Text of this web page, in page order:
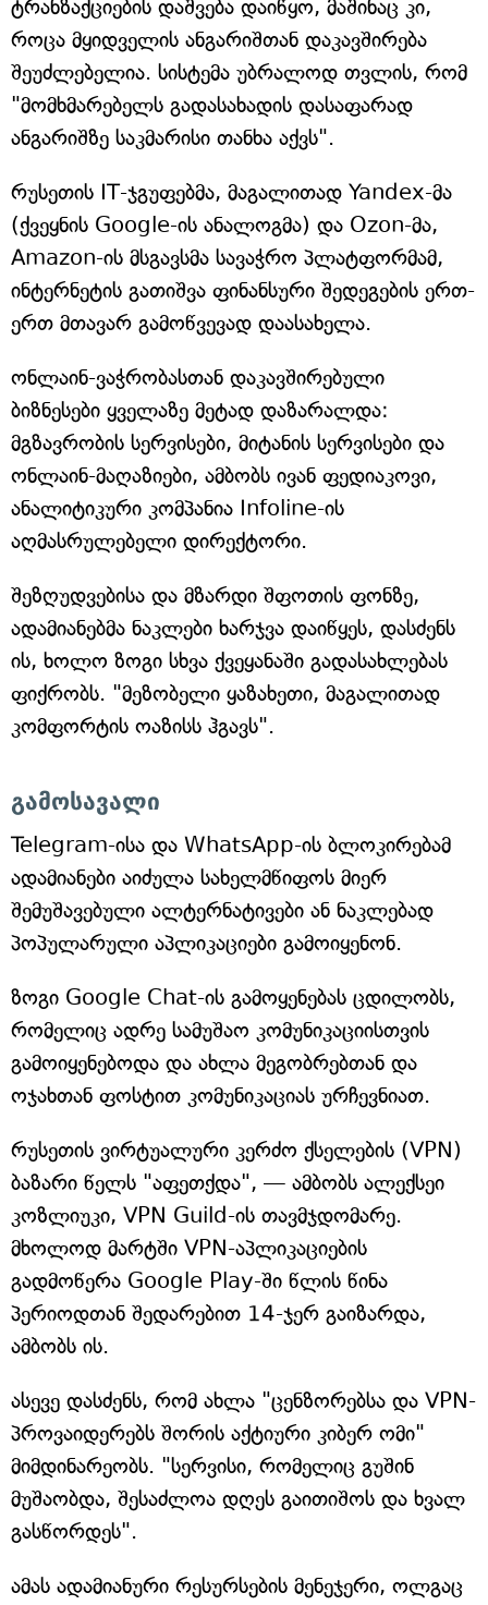
ტრანზაქციების დაშვება დაიწყო, მაშინაც კი,
როცა მყიდველის ანგარიშთან დაკავშირება
შეუძლებელია. სისტემა უბრალოდ თვლის, რომ
"მომხმარებელს გადასახადის დასაფარად
ანგარიშზე საკმარისი თანხა აქვს".
რუსეთის IT-ჯგუფებმა, მაგალითად Yandex-მა
(ქვეყნის Google-ის ანალოგმა) და Ozon-მა,
Amazon-ის მსგავსმა სავაჭრო პლატფორმამ,
ინტერნეტის გათიშვა ფინანსური შედეგების ერთ-
ერთ მთავარ გამოწვევად დაასახელა.
ონლაინ-ვაჭრობასთან დაკავშირებული
ბიზნესები ყველაზე მეტად დაზარალდა:
მგზავრობის სერვისები, მიტანის სერვისები და
ონლაინ-მაღაზიები, ამბობს ივან ფედიაკოვი,
ანალიტიკური კომპანია Infoline-ის
აღმასრულებელი დირექტორი.
შეზღუდვებისა და მზარდი შფოთის ფონზე,
ადამიანებმა ნაკლები ხარჯვა დაიწყეს, დასძენს
ის, ხოლო ზოგი სხვა ქვეყანაში გადასახლებას
ფიქრობს. "მეზობელი ყაზახეთი, მაგალითად
კომფორტის ოაზისს ჰგავს".
გამოსავალი
Telegram-ისა და WhatsApp-ის ბლოკირებამ
ადამიანები აიძულა სახელმწიფოს მიერ
შემუშავებული ალტერნატივები ან ნაკლებად
პოპულარული აპლიკაციები გამოიყენონ.
ზოგი Google Chat-ის გამოყენებას ცდილობს,
რომელიც ადრე სამუშაო კომუნიკაციისთვის
გამოიყენებოდა და ახლა მეგობრებთან და
ოჯახთან ფოსტით კომუნიკაციას ურჩევნიათ.
რუსეთის ვირტუალური კერძო ქსელების (VPN)
ბაზარი წელს "აფეთქდა", — ამბობს ალექსეი
კოზლიუკი, VPN Guild-ის თავმჯდომარე.
მხოლოდ მარტში VPN-აპლიკაციების
გადმოწერა Google Play-ში წლის წინა
პერიოდთან შედარებით 14-ჯერ გაიზარდა,
ამბობს ის.
ასევე დასძენს, რომ ახლა "ცენზორებსა და VPN-
პროვაიდერებს შორის აქტიური კიბერ ომი"
მიმდინარეობს. "სერვისი, რომელიც გუშინ
მუშაობდა, შესაძლოა დღეს გაითიშოს და ხვალ
გასწორდეს".
ამას ადამიანური რესურსების მენეჯერი, ოლგაც